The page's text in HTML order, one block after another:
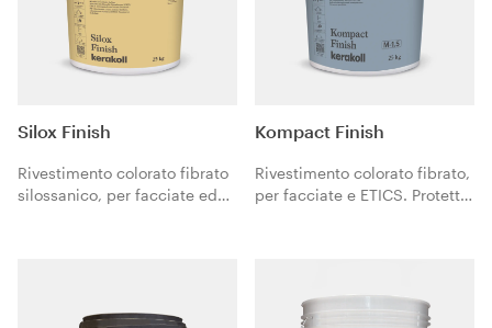
Silox Finish
Rivestimento colorato fibrato
silossanico, per facciate ed
Kompact Finish
Rivestimento colorato fibrato,
per facciate e ETICS. Protetto